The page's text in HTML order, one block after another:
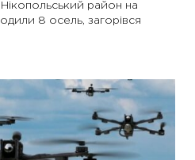
район на
8 осель, загорівся